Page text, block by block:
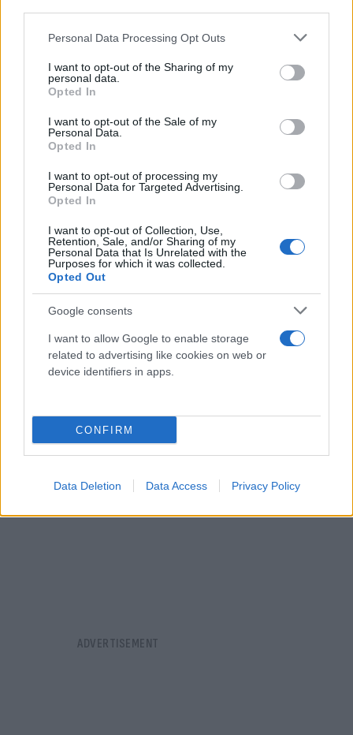
Please note that this website/app uses one or more Google
not limited to your visit or usage behaviour. You may click to
grant or deny consent to Google and its third-party tags to
use your data for below specified purposes in below Google
consent section.
Personal Data Processing Opt Outs
I want to opt-out of the Sharing of my
personal data.
Opted In
I want to opt-out of the Sale of my
Personal Data.
Opted In
I want to opt-out of processing my
Personal Data for Targeted Advertising.
Opted In
I want to opt-out of Collection, Use,
Retention, Sale, and/or Sharing of my
Personal Data that Is Unrelated with the
Purposes for which it was collected.
Opted Out
Google consents
I want to allow Google to enable storage
related to advertising like cookies on web or
device identifiers in apps.
CONFIRM
Data Deletion Data Access Privacy Policy
πρόσθετες αυξήσεις λόγω της αύξησης των
οικογενειακών επιδομάτων. Σύμφωνα με
υπολογισμούς του υπουργείου Οικονομικών η
2.084 ευρώ μικτά ή 1.476 ευρώ καθαρά.
Βέβαια στην οικονομία, η επιτυχία του χθες και
του σήμερα, δεν σημαίνει ότι «δουλεύει» και αύριο.
πλεονάσματα και στην ερχόμενη χρόνια; Η αλήθεια
είναι ότι η ανάπτυξη εφέτος θα είναι πάνω από τις
προβλέψεις ενώ σημαντική είναι η πτώση της
ανεργίας κοντά σε 11% με βάση την Έρευνα
Εργατικού Δυναμικού. Προφανώς δεν υπάρχει
σημαντικότερος δείκτης για την πορεία της
οικονομίας από τη μείωση της ανεργίας.